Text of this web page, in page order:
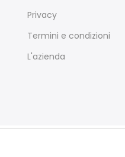
Privacy
Termini e condizioni
L'azienda